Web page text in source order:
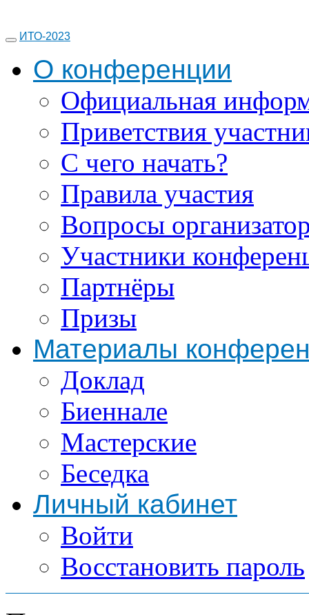
ИТО-2023
О конференции
Официальная
Приветствия
С чего начать?
Правила участия
Вопросы
Участники
Партнёры
Призы
Материалы
Доклад
Биеннале
Мастерские
Беседка
Личный кабинет
Войти
Восстановить пароль